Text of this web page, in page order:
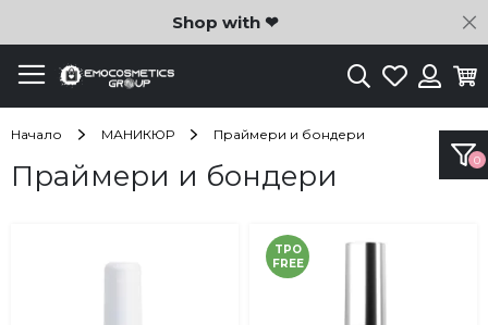
Shop with ❤
ТърсенеЛюбими
Начало МАНИКЮР Праймери и бондери
Праймери и бондери
TPO
FREE